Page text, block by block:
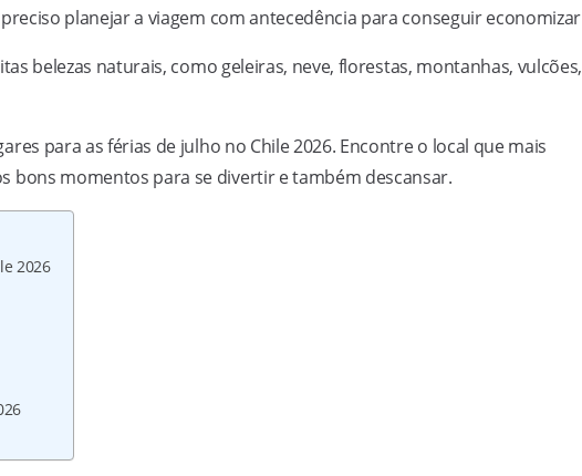
planejar a viagem com antecedência para conseguir
belezas naturais, como geleiras, neve, florestas, montanhas, vulcões,
para as férias de julho no Chile 2026. Encontre o local que mais
bons momentos para se divertir e também descansar.
2026